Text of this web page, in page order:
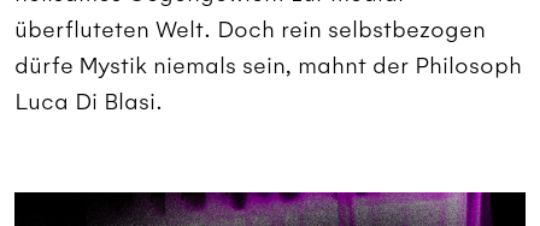
überfluteten Welt. Doch rein selbstbezogen
dürfe Mystik niemals sein, mahnt der Philosoph
Luca Di Blasi.